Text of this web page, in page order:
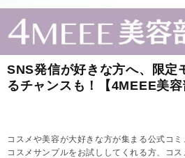
SNS発信が好きな方へ、限定
るチャンスも！【4MEEE美
コスメや美容が大好きな方が集まる公式コ
コスメサンプルをお試ししてくれる方、コ